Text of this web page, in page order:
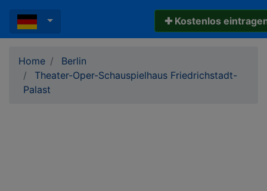
✚ Kostenlos
Home
Berlin
Theater-Oper-Schauspielhaus Friedrichstadt-
Palast